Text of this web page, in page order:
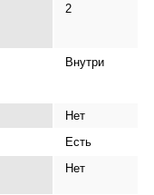
2
Внутри
Нет
Есть
Нет